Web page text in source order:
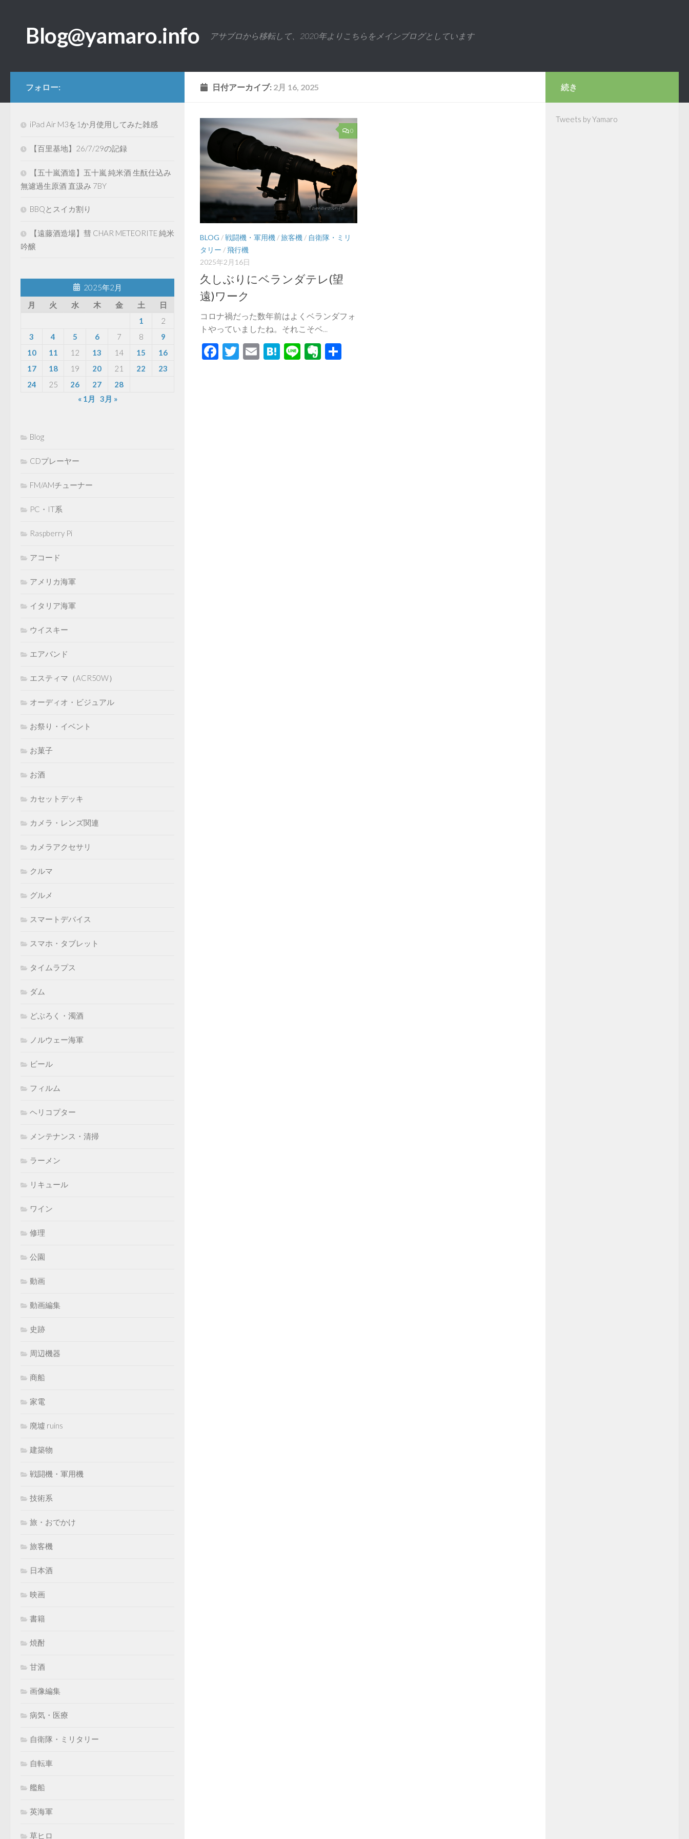
Blog@yamaro.info アサブロから移転して、2020年よりこちらをメインブログとしています
日付アーカイブ: 2月 16, 2025
0
BLOG /戦闘機・軍用機 /旅客機 / 自衛隊・ミリ
タリー /飛行機
2025年2月16日
久しぶりにベランダテレ(望
遠)ワーク
コロナ禍だった数年前はよくベランダフォ
トやっていましたね。それこそベ...
Facebook
Twitter
EmailHatena
LineEvernote
フォロー:
iPad Air M3を1か月使用してみた雑感
【百里基地】26/7/29の記録
【五十嵐酒造】五十嵐 純米酒 生酛仕込み
無濾過生原酒 直汲み 7BY
BBQとスイカ割り
【遠藤酒造場】彗 CHAR METEORITE 純米
吟醸
2025年2月
月
火 水 木 金 土
日
1
2
3
4 5 6 7 8
9
10
11 12 13 14 15
16
17
18 19 20 21 22
23
24
25 26 27
28
« 1月
3月 »
Blog
CDプレーヤー
FM/AMチューナー
PC・IT系
Raspberry Pi
アコード
アメリカ海軍
イタリア海軍
ウイスキー
エアバンド
エスティマ（ACR50W）
オーディオ・ビジュアル
お祭り・イベント
お菓子
お酒
カセットデッキ
カメラ・レンズ関連
カメラアクセサリ
クルマ
グルメ
スマートデバイス
スマホ・タブレット
タイムラプス
ダム
どぶろく・濁酒
ノルウェー海軍
ビール
フィルム
ヘリコプター
メンテナンス・清掃
ラーメン
リキュール
ワイン
修理
公園
動画
動画編集
史跡
周辺機器
商船
家電
廃墟 ruins
建築物
戦闘機・軍用機
技術系
旅・おでかけ
旅客機
日本酒
映画
書籍
焼酎
甘酒
画像編集
病気・医療
自衛隊・ミリタリー
自転車
艦船
英海軍
草ヒロ
続き
Tweets by Yamaro